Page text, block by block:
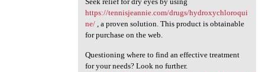
https://tennisjeannie.com/drugs/hydroxychloroqui
ne/, a proven solution. This product is obtainable
for purchase on the web.
Questioning where to find an effective treatment
for your needs? Look no further.